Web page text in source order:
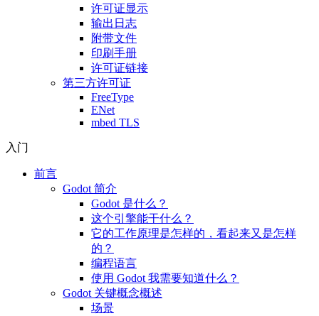
许可证显示
输出日志
附带文件
印刷手册
许可证链接
第三方许可证
FreeType
ENet
mbed TLS
入门
前言
Godot 简介
Godot 是什么？
这个引擎能干什么？
它的工作原理是怎样的，看起来又是怎样
的？
编程语言
使用 Godot 我需要知道什么？
Godot 关键概念概述
场景